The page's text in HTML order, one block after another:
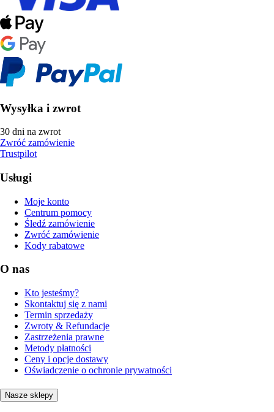
Wysyłka i zwrot
30 dni na zwrot
Zwróć zamówienie
Trustpilot
Usługi
Moje konto
Centrum pomocy
Śledź zamówienie
Zwróć zamówienie
Kody rabatowe
O nas
Kto jesteśmy?
Skontaktuj się z nami
Termin sprzedaży
Zwroty & Refundacje
Zastrzeżenia prawne
Metody płatności
Ceny i opcje dostawy
Oświadczenie o ochronie prywatności
Nasze sklepy